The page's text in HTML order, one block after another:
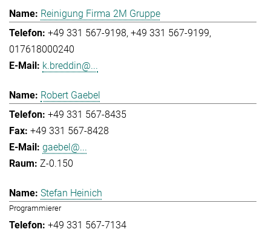
Reinigung Firma 2M Gruppe
+49 331 567-9198 +49 331 567-9199
017618000240
k.breddin@...
Robert Gaebel
+49 331 567-8435
+49 331 567-8428
gaebel@...
Z-0.150
Stefan Heinich
Programmierer
+49 331 567-7134